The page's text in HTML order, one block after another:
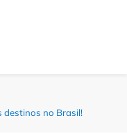
destinos no Brasil!